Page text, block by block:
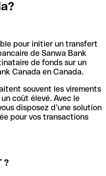
pour initier un transfert
de Sanwa Bank
de fonds sur un
Canada en Canada.
souvent les virements
coût élevé. Avec le
disposez d’une solution
pour vos transactions
?